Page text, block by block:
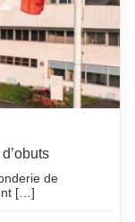
de
[…]